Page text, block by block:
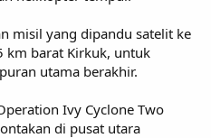
misil yang dipandu satelit ke
km barat Kirkuk, untuk
utama berakhir.
Ivy Cyclone Two
di pusat utara